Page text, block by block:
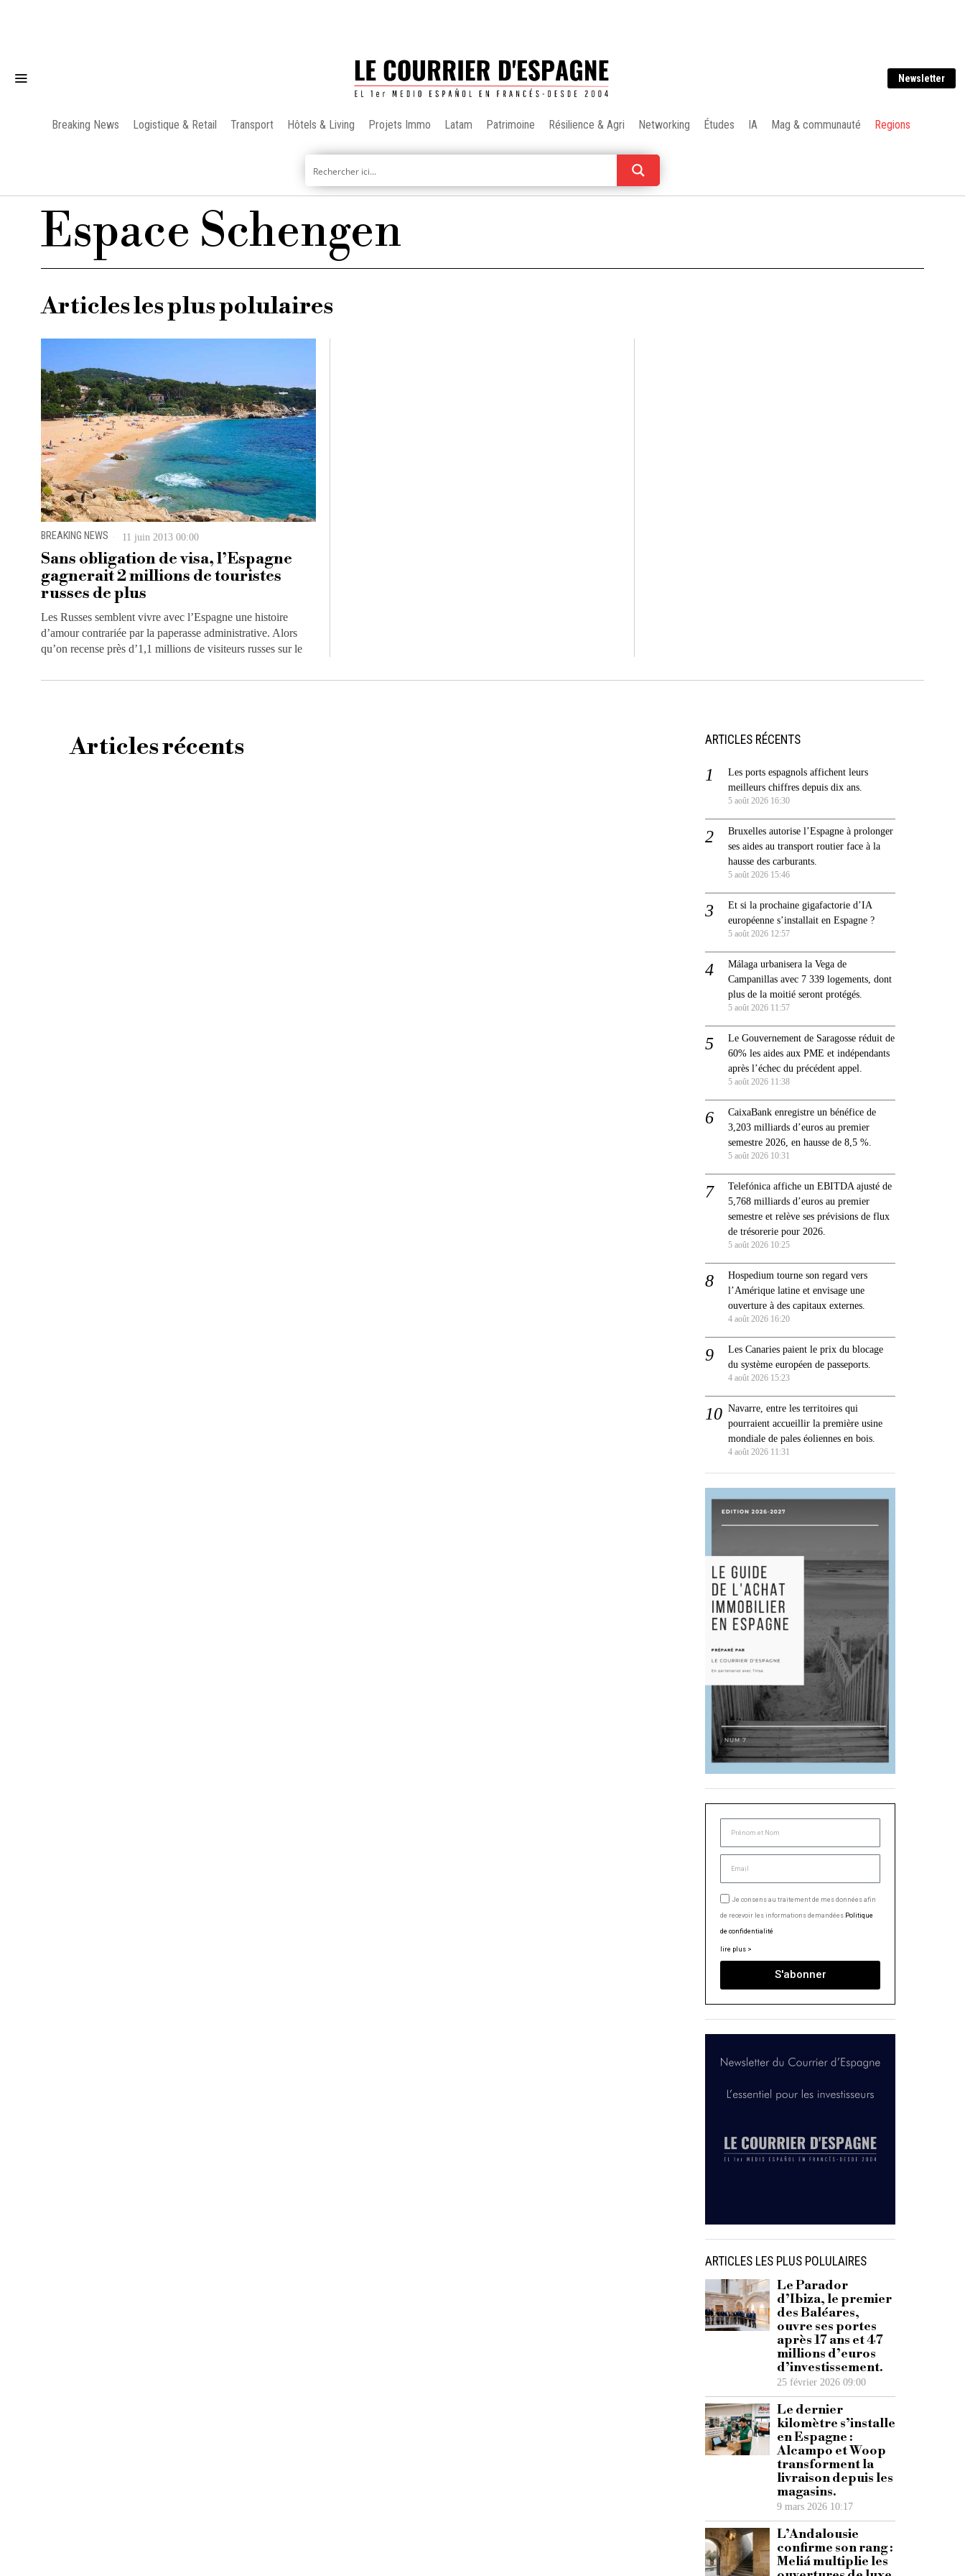
Newsletter
Breaking News Logistique & Retail Transport Hôtels & Living Projets Immo Latam Patrimoine Résilience & Agri Networking Études IA Mag & communauté Regions
Espace Schengen
Articles les plus polulaires
BREAKING NEWS 11 juin 2013 00:00
Sans obligation de visa, l’Espagne
gagnerait 2 millions de touristes
russes de plus
Les Russes semblent vivre avec l’Espagne une histoire
d’amour contrariée par la paperasse administrative. Alors
qu’on recense près d’1,1 millions de visiteurs russes sur le
Articles récents ARTICLES RÉCENTS
Les ports espagnols affichent leurs
meilleurs chiffres depuis dix ans.
5 août 2026 16:30
Bruxelles autorise l’Espagne à prolonger
ses aides au transport routier face à la
hausse des carburants.
5 août 2026 15:46
Et si la prochaine gigafactorie d’IA
européenne s’installait en Espagne ?
5 août 2026 12:57
Málaga urbanisera la Vega de
Campanillas avec 7 339 logements, dont
plus de la moitié seront protégés.
5 août 2026 11:57
Le Gouvernement de Saragosse réduit de
60% les aides aux PME et indépendants
après l’échec du précédent appel.
5 août 2026 11:38
CaixaBank enregistre un bénéfice de
3,203 milliards d’euros au premier
semestre 2026, en hausse de 8,5 %.
5 août 2026 10:31
Telefónica affiche un EBITDA ajusté de
5,768 milliards d’euros au premier
semestre et relève ses prévisions de flux
de trésorerie pour 2026.
5 août 2026 10:25
Hospedium tourne son regard vers
l’Amérique latine et envisage une
ouverture à des capitaux externes.
4 août 2026 16:20
Les Canaries paient le prix du blocage
du système européen de passeports.
4 août 2026 15:23
Navarre, entre les territoires qui
pourraient accueillir la première usine
mondiale de pales éoliennes en bois.
4 août 2026 11:31
Je consens au traitement de mes données afin
de recevoir les informations demandées. Politique
de confidentialité
lire plus >
S'abonner
ARTICLES LES PLUS POLULAIRES
Le Parador
d’Ibiza, le premier
des Baléares,
ouvre ses portes
après 17 ans et 47
millions d’euros
d’investissement.
25 février 2026 09:00
Le dernier
kilomètre s’installe
en Espagne :
Alcampo et Woop
transforment la
livraison depuis les
magasins.
9 mars 2026 10:17
L’Andalousie
confirme son rang :
Meliá multiplie les